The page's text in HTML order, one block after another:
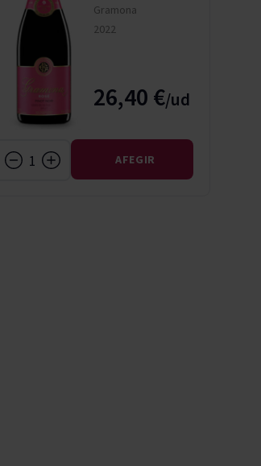
Gramona
2022
26,40 €
AFEGIR